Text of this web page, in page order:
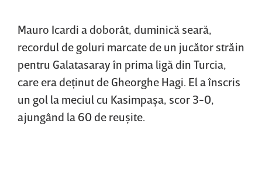
Mauro Icardi a doborât, duminică seară,
recordul de goluri marcate de un jucător străin
pentru Galatasaray în prima ligă din Turcia,
care era deţinut de Gheorghe Hagi. El a înscris
un gol la meciul cu Kasimpaşa, scor 3-0,
ajungând la 60 de reuşite.